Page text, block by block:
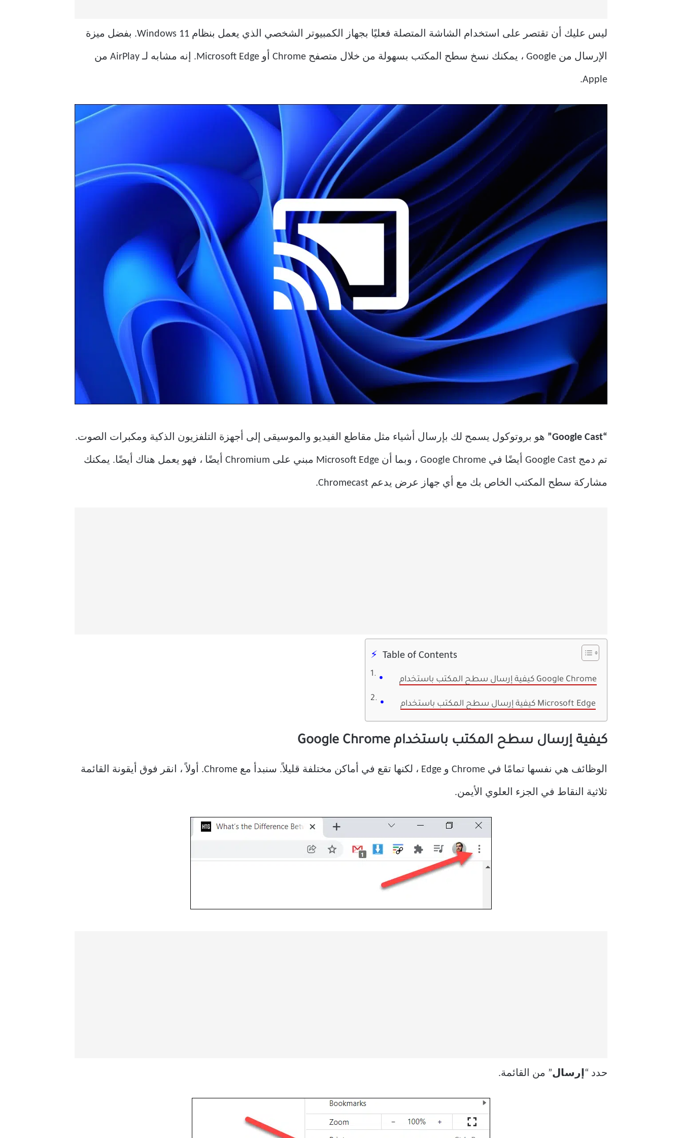
ليس عليك أن تقتصر على استخدام الشاشة المتصلة فعليًا بجهاز الكمبيوتر الشخصي الذي يعمل بنظام Windows 11. بفضل ميزة
الإرسال من Google ، يمكنك نسخ سطح المكتب بسهولة من خلال متصفح Chrome أو Microsoft Edge. إنه مشابه لـ AirPlay من
Apple.
“Google Cast” هو بروتوكول يسمح لك بإرسال أشياء مثل مقاطع الفيديو والموسيقى إلى أجهزة التلفزيون الذكية ومكبرات الصوت.
تم دمج Google Cast أيضًا في Google Chrome ، وبما أن Microsoft Edge مبني على Chromium أيضًا ، فهو يعمل هناك أيضًا. يمكنك
مشاركة سطح المكتب الخاص بك مع أي جهاز عرض يدعم Chromecast.
Table of Contents
كيفية إرسال سطح المكتب باستخدام Google Chrome
كيفية إرسال سطح المكتب باستخدام Microsoft Edge
كيفية إرسال سطح المكتب باستخدام Google Chrome
الوظائف هي نفسها تمامًا في Chrome و Edge ، لكنها تقع في أماكن مختلفة قليلاً. سنبدأ مع Chrome. أولاً ، انقر فوق أيقونة القائمة
ثلاثية النقاط في الجزء العلوي الأيمن.
حدد “ إرسال” من القائمة.